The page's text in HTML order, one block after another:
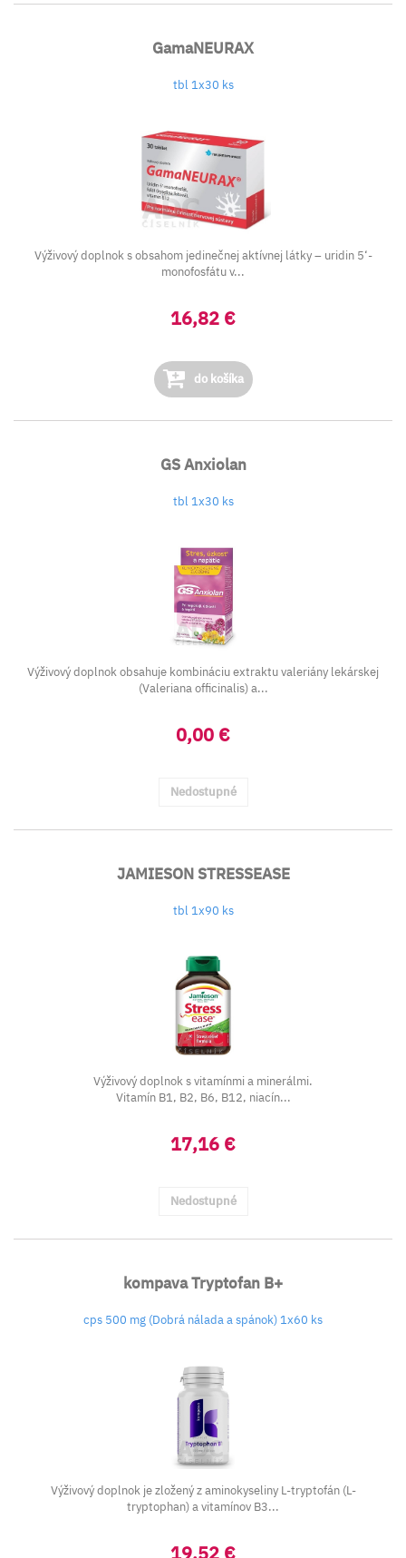
GamaNEURAX
tbl 1x30 ks
Výživový doplnok s obsahom jedinečnej aktívnej látky – uridin 5‘-
monofosfátu v...
16,82 €
do košíka
GS Anxiolan
tbl 1x30 ks
Výživový doplnok obsahuje kombináciu extraktu valeriány lekárskej
(Valeriana officinalis) a...
0,00 €
Nedostupné
JAMIESON STRESSEASE
tbl 1x90 ks
Výživový doplnok s vitamínmi a minerálmi.
Vitamín B1, B2, B6, B12, niacín...
17,16 €
Nedostupné
kompava Tryptofan B+
cps 500 mg (Dobrá nálada a spánok) 1x60 ks
Výživový doplnok je zložený z aminokyseliny L-tryptofán (L-
tryptophan) a vitamínov B3...
19,52 €